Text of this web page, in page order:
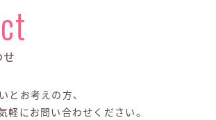
とお考えの方、
軽にお問い合わせください。